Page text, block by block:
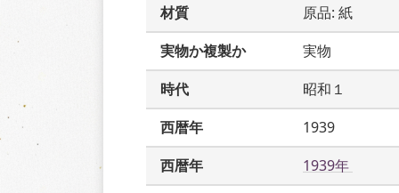
材質
原品: 紙
実物か複製か
実物
時代
昭和１
西暦年
1939
西暦年
1939年